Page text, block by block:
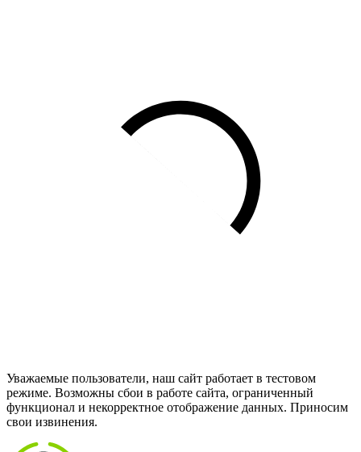
Уважаемые пользователи, наш сайт работает в тестовом
режиме. Возможны сбои в работе сайта, ограниченный
функционал и некорректное отображение данных. Приносим
свои извинения.